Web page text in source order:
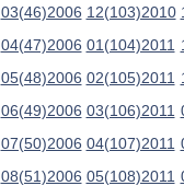
03(46)2006
04(47)2006
05(48)2006
06(49)2006
07(50)2006
08(51)2006
12(103)2010
01(104)2011
02(105)2011
03(106)2011
04(107)2011
05(108)2011